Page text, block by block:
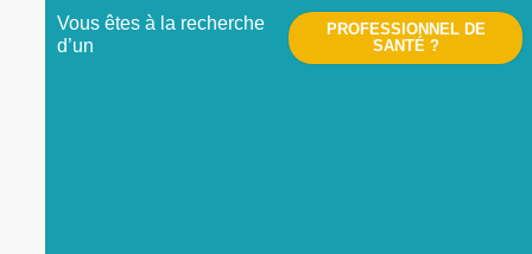
Vous êtes à la recherche
d’un
PROFESSIONNEL DE
SANTÉ ?